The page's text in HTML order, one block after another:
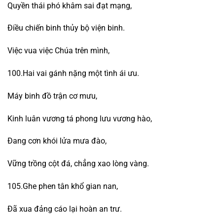
Quyền thái phó khâm sai đạt mạng,
Điều chiến binh thủy bộ viện binh.
Việc vua việc Chúa trên mình,
100.Hai vai gánh nặng một tình ái ưu.
Máy binh đồ trận cơ mưu,
Kinh luân vương tá phong lưu vương hào,
Đang cơn khói lửa mưa đào,
Vững trồng cột đá, chẳng xao lòng vàng.
105.Ghe phen tân khổ gian nan,
Đã xua đảng cáo lại hoàn an trư.